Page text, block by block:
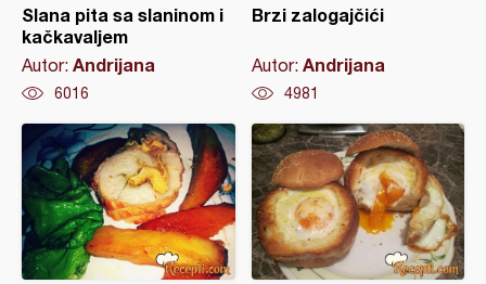
Slana pita sa slaninom i
kačkavaljem
Autor: Andrijana
6016
Brzi zalogajčići
Autor: Andrijana
4981